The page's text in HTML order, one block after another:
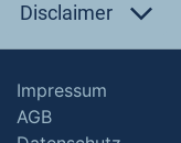
Disclaimer
Impressum
AGB